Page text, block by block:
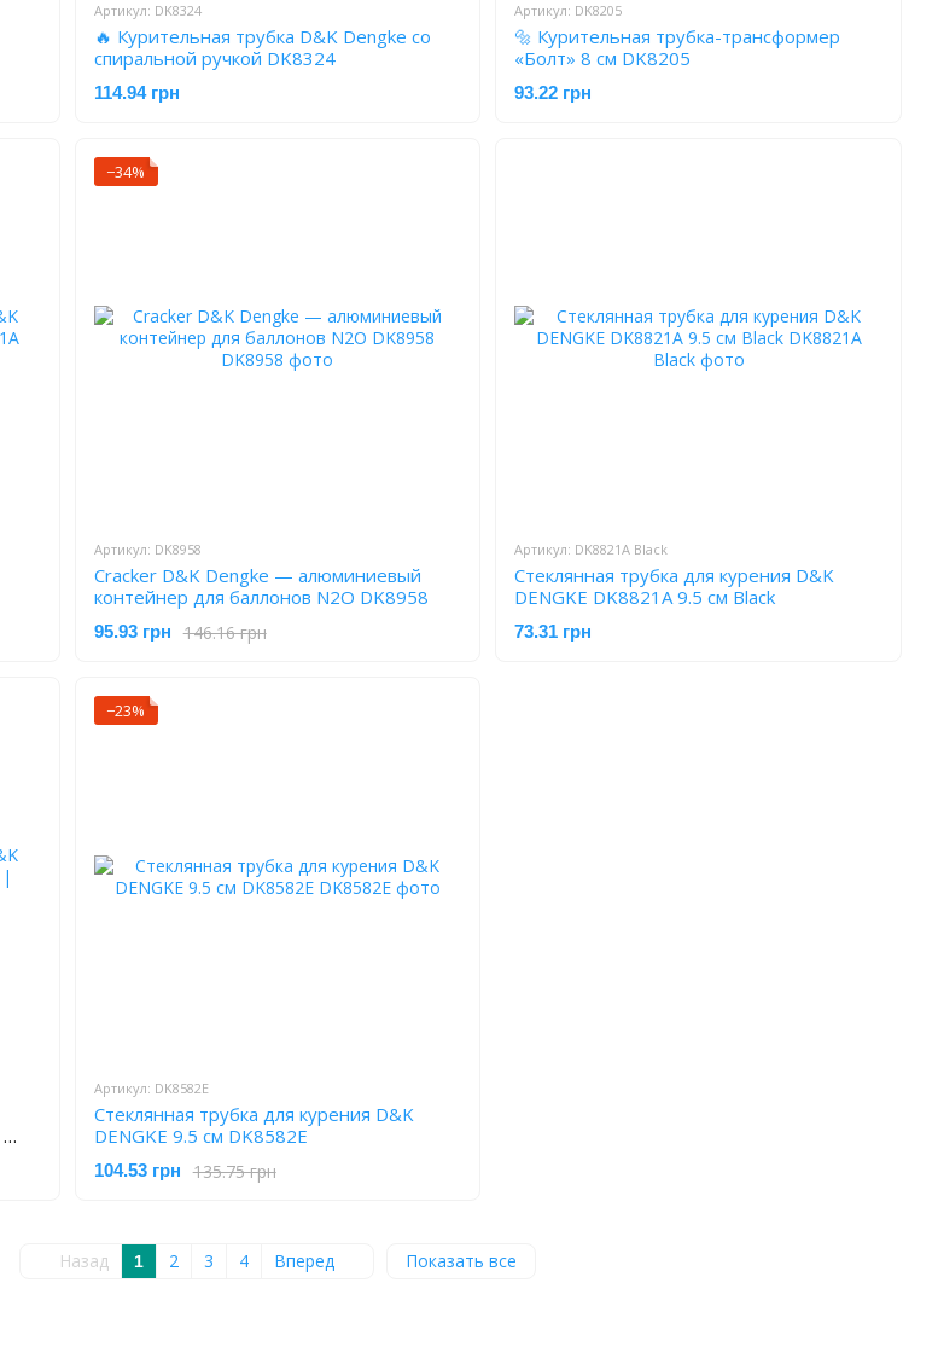
Артикул: DK8324
🔥 Курительная трубка D&K Dengke со
спиральной ручкой DK8324
114.94 грн
Артикул: DK8205
🔩 Курительная трубка-трансформер
«Болт» 8 см DK8205
93.22 грн
−34%
Артикул: DK8958
Cracker D&K Dengke — алюминиевый
контейнер для баллонов N2O DK8958
146.16 грн
95.93 грн
Артикул: DK8821A Black
Стеклянная трубка для курения D&K
DENGKE DK8821A 9.5 см Black
73.31 грн
−23%
Артикул: DK8582E
Стеклянная трубка для курения D&K
DENGKE 9.5 см DK8582E
135.75 грн
104.53 грн
Назад 1 2 3 4 Вперед Показать все